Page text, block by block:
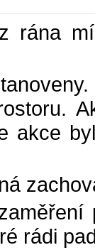
rána
akce
rádi